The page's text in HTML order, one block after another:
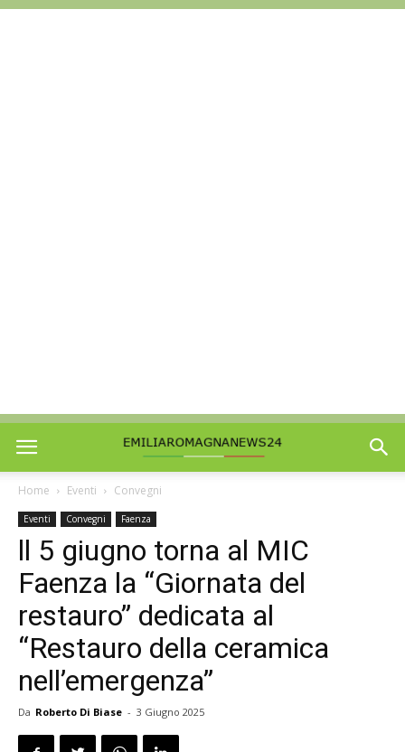
Home Eventi Convegni
Eventi Convegni Faenza
ll 5 giugno torna al MIC
Faenza la “Giornata del
restauro” dedicata al
“Restauro della ceramica
nell’emergenza”
Da Roberto Di Biase - 3 Giugno 2025